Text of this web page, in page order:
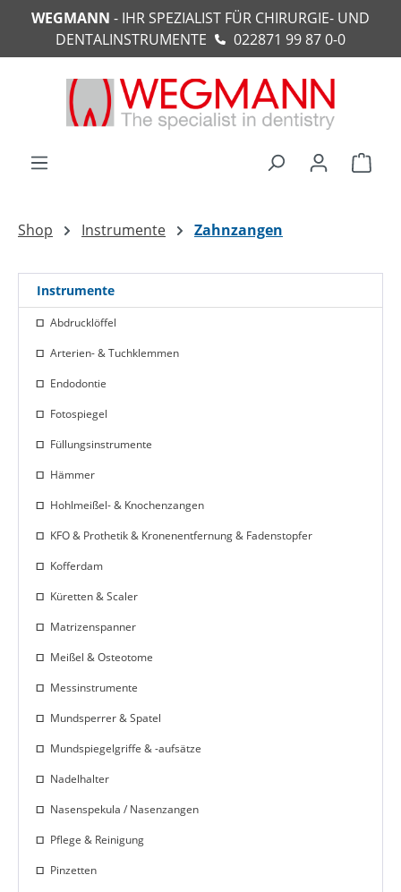
springen
WEGMANN - IHR SPEZIALIST FÜR CHIRURGIE- UND
DENTALINSTRUMENTE
022871 99 87 0-0
Shop Instrumente Zahnzangen
Instrumente
Abdrucklöffel
Arterien- & Tuchklemmen
Endodontie
Fotospiegel
Füllungsinstrumente
Hämmer
Hohlmeißel- & Knochenzangen
KFO & Prothetik & Kronenentfernung & Fadenstopfer
Kofferdam
Küretten & Scaler
Matrizenspanner
Meißel & Osteotome
Messinstrumente
Mundsperrer & Spatel
Mundspiegelgriffe & -aufsätze
Nadelhalter
Nasenspekula / Nasenzangen
Pflege & Reinigung
Pinzetten